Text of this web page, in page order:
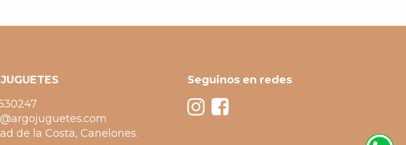
de la Costa, Canelones.
Seguinos en redes